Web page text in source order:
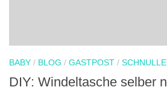
BABY / BLOG / GASTPOST /
DIY: Windeltasche selber